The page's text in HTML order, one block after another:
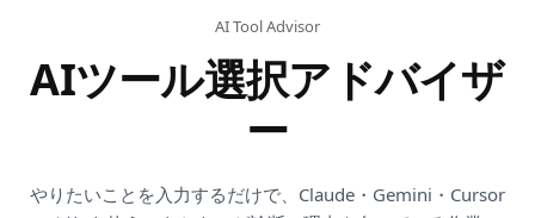
AI Tool Advisor
AIツール選択アドバイザ
ー
やりたいことを入力するだけで、Claude・Gemini・Cursor